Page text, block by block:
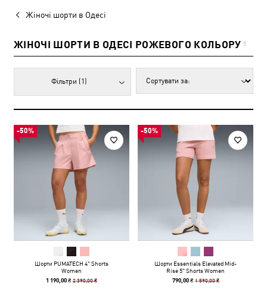
Жіночі шорти в Одесі
ЖІНОЧІ ШОРТИ В ОДЕСІ РОЖЕВОГО КОЛЬОРУ 5
Фільтри (1)
-50%
Шорти PUMATECH 4" Shorts
Women
1 190,00 ₴2 390,00 ₴
-50%
Шорти Essentials Elevated Mid-
Rise 5" Shorts Women
790,00 ₴ 1 590,00 ₴